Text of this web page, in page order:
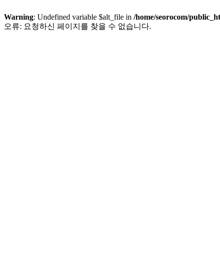
Warning: Undefined variable $alt_file in /home/seorocom/
오류: 요청하신 페이지를 찾을 수 없습니다.